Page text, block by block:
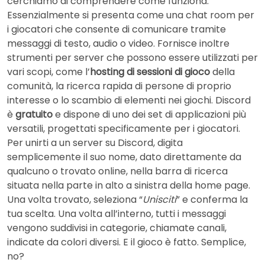
Essenzialmente si presenta come una chat room per
i giocatori che consente di comunicare tramite
messaggi di testo, audio o video. Fornisce inoltre
strumenti per server che possono essere utilizzati per
vari scopi, come l’hosting di sessioni di giocodella
comunità, la ricerca rapida di persone di proprio
interesse o lo scambio di elementi nei giochi. Discord
è gratuitoe dispone di uno dei set di applicazioni più
versatili, progettati specificamente per i giocatori.
Per unirti a un server su Discord, digita
semplicemente il suo nome, dato direttamente da
qualcuno o trovato online, nella barra di ricerca
situata nella parte in alto a sinistra della home page.
Una volta trovato, seleziona “Unisciti” e conferma la
tua scelta. Una volta all’interno, tutti i messaggi
vengono suddivisi in categorie, chiamate canali,
indicate da colori diversi. E il gioco è fatto. Semplice,
no?